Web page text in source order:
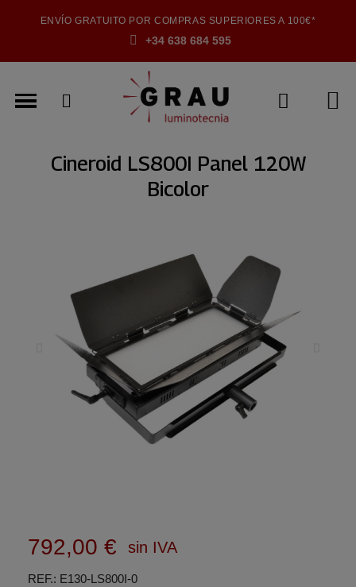
ENVÍO GRATUITO POR COMPRAS SUPERIORES A 100€*
+34 638 684 595
Cineroid LS800I Panel 120W
Bicolor
792,00 € sin IVA
REF. E130-LS800I-0